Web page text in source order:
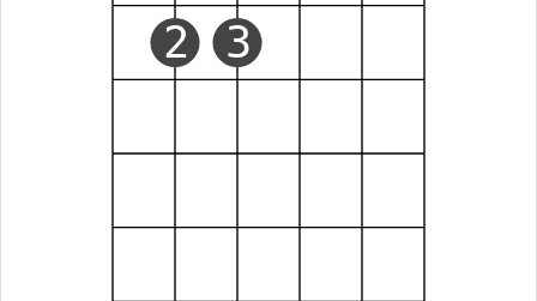
2 3